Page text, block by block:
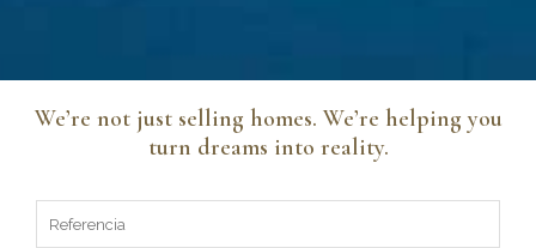
We’re not just selling homes. We’re helping you
turn dreams into reality.